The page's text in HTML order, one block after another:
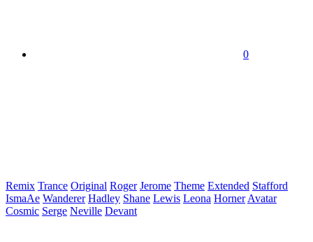
0
Remix Trance Original Roger Jerome Theme Extended Stafford
IsmaAe Wanderer Hadley Shane Lewis Leona Horner Avatar
Cosmic Serge Neville Devant